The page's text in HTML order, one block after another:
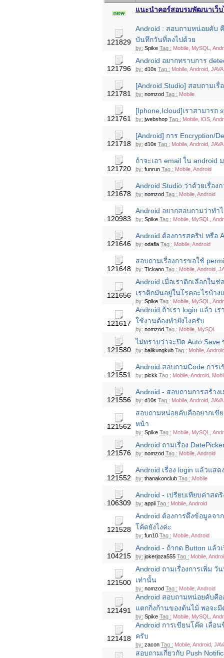
แนะนำคอร์สอบรมพัฒนาเว็บ
121829
Android : สอบถามหน่อยคับ
บันทึกวันที่ลงไปด้วย
by: Spike Tag : Mobile, MySQL,
121796
Android อยากทราบการ
by: d10s Tag : Mobile, Android, JAVA
121781
[Android Studio] สอบถามเ
by: nomzod Tag : Mobile
121761
[Iphone,Icloud]เราสามารถ
by: jwebshop Tag : Mobile, iOS,
121718
[Android] การ Encryption/
by: d10s Tag : Mobile, Android,
121720
ถ้าจะเอา email ใน
by: funrun Tag : Mobile, Android
121678
Android Studio ว่าด้วยเรื่อ
by: nomzod Tag : Mobile, Android
120983
Android อยากสอบถามว่าทำ
by: Spike Tag : Mobile, MySQL,
121646
Android ต้องการสคริป หรือ
by: odafla Tag : Mobile, Android
121648
สอบถามเรื่องการขอใช้
by: Tickano Tag : Mobile, Android,
121656
Android เมื่อเราติกเลือกใ
เราติกมันอยู่ในโรคอะไรบ้า
by: Spike Tag : Mobile, MySQL,
121617
Android ถ้าเรา login แล้ว
ใช้งานต้องทำยังไงครับ
by: nomzod Tag : Mobile, MySQL
121580
ไม่ทราบว่าจะปิด Auto Save
by: ballkungkub Tag : Mobile,
121551
Android สอบถามCode การ
by: pickk Tag : Mobile, Android,
121556
Android - สอบถามการสร้า
by: d10s Tag : Mobile, Android,
121562
สอบถามหน่อยคับคืออยากเขี
หน้า
by: Spike Tag : Mobile, MySQL,
121576
Android ถามเรื่อง
by: nomzod Tag : Mobile, Android
121552
Android เรื่อง login แล้วแส
by: thanakonclub Tag : Mobile
106309
Android - เปรียบเทียบค่าสต
by: appii Tag : Mobile, Android
121528
Android ต้องการดึงข้อมูลจา
โค้ดยังไงค่ะ
by: fun10 Tag : Mobile, Android
104215
Android - ถ้ากด Button แล้ว
by: jokerjoza555 Tag : Mobile,
121500
Android ถามเรื่องการเพิ่ม
เท่านั้น
by: nomzod Tag : Mobile, Android
121491
Android สอบถามหน่อยคับคื
แตกกิ่งก้านของต้นไม้ พอจะ
by: Spike Tag : Mobile, MySQL,
121418
Android การเขียนโค๊ด เลื่อ
ครับ
by: zacon Tag : Mobile, Android,
สอบถามเกี่ยวกับ Push